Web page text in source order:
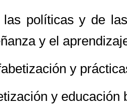
las políticas y de
y el
y
y